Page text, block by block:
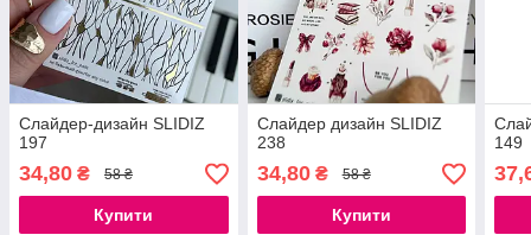
Слайдер-дизайн SLIDIZ
197
34,80 ₴ 58 ₴
Купити
Слайдер дизайн SLIDIZ
238
34,80₴ 58 ₴
Купити
149